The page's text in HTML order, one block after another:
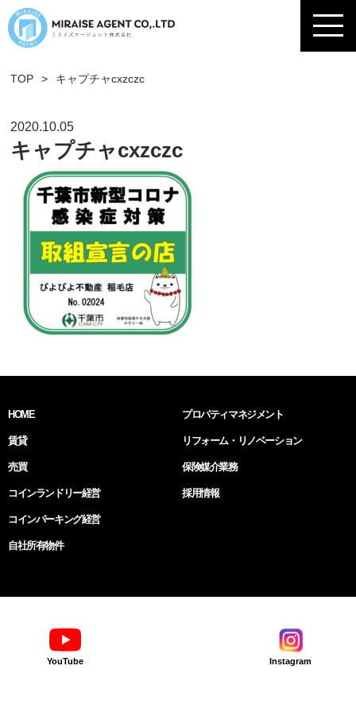
TOP > キャプチャcxzczc
2020.10.05
キャプチャcxzczc
HOME
賃貸
売買
プロパティマネジメント
リフォーム・リノベーション
保険媒介業務
コインランドリー経営
コインパーキング経営
自社所有物件
採用情報
YouTube Instagram